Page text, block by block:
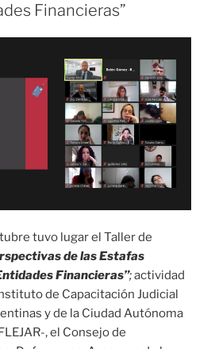
Financieras”
tuvo lugar el Taller de
de las Estafas
Financieras”;actividad
de Capacitación Judicial
y de la Ciudad Autónoma
, el Consejo de